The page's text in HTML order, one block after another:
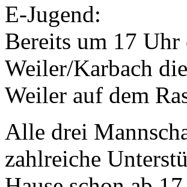
E-Jugend:
Bereits um 17 Uhr
Weiler/Karbach
Weiler auf dem
Alle drei
zahlreiche